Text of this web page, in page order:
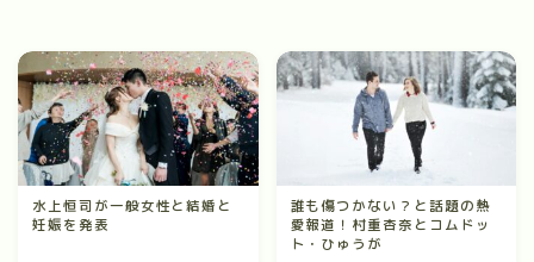
運営者情報
水上恒司が一般女性と結婚と
妊娠を発表
誰も傷つかない？と話題の熱
愛報道！村重杏奈とコムドッ
ト・ひゅうが